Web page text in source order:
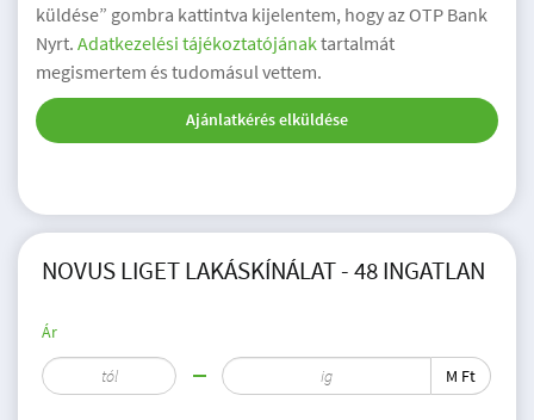
küldése” gombra kattintva kijelentem, hogy az OTP Bank
Nyrt. Adatkezelési tájékoztatójának tartalmát
megismertem és tudomásul vettem.
Ajánlatkérés elküldése
NOVUS LIGET LAKÁSKÍNÁLAT - 48 INGATLAN
Ár
M Ft